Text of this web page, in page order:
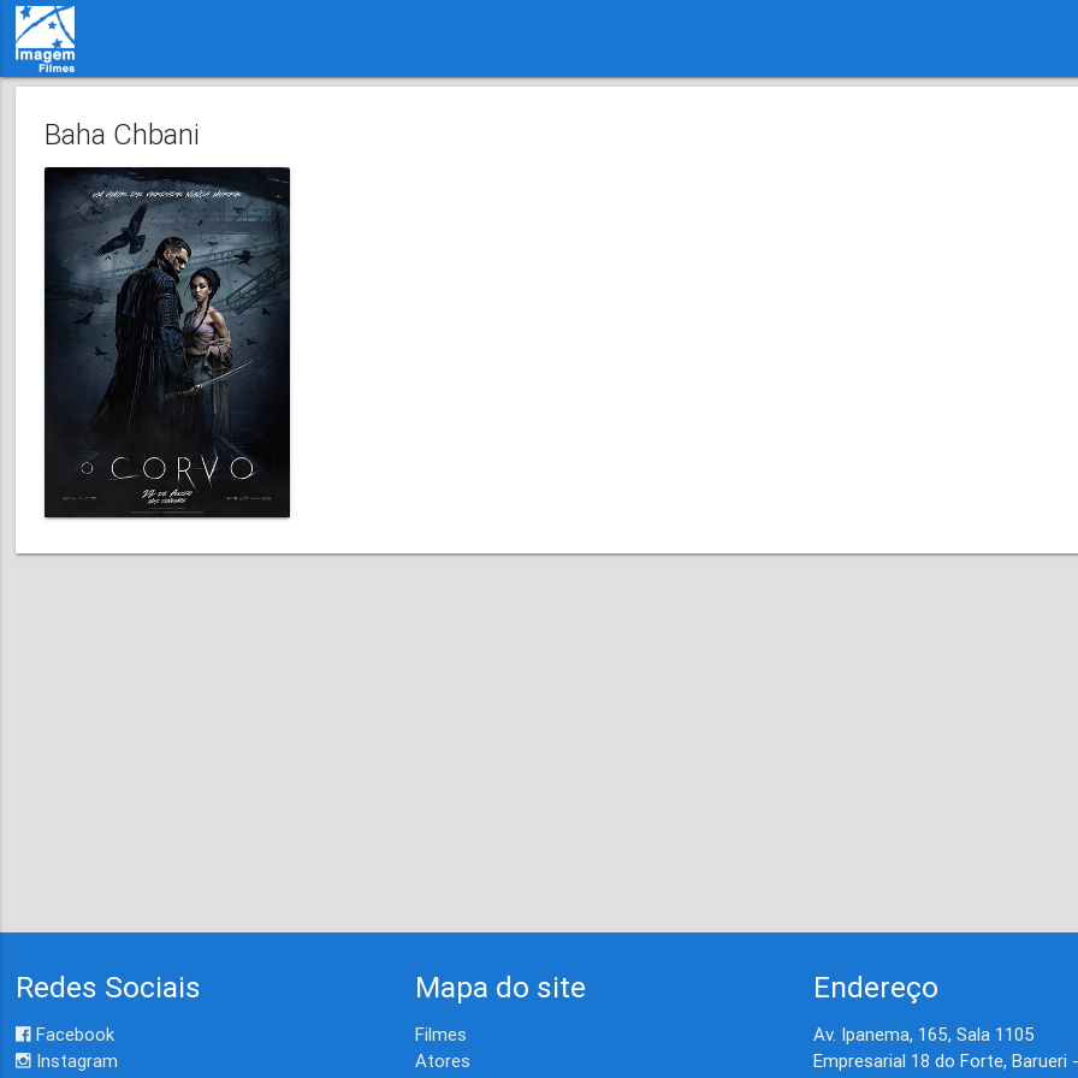
Baha Chbani
Redes Sociais
Facebook
Instagram
Mapa do site
Filmes
Atores
Endereço
Av. Ipanema, 165, Sala 1105
Empresarial 18 do Forte, Barueri